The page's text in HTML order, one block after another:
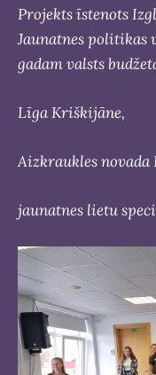
Projekts īstenots
Jaunatnes politikas
gadamvalsts
Līga Kriškijāne,
Aizkraukles
jaunatnes lietu